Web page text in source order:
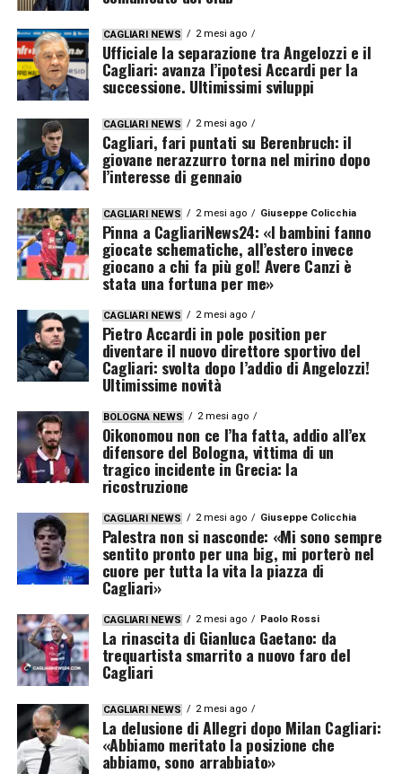
CAGLIARI NEWS 2 mesi ago
Ufficiale la separazione tra Angelozzi e il
Cagliari: avanza l’ipotesi Accardi per la
successione. Ultimissimi sviluppi
CAGLIARI NEWS 2 mesi ago
Cagliari, fari puntati su Berenbruch: il
giovane nerazzurro torna nel mirino dopo
l’interesse di gennaio
CAGLIARI NEWS 2 mesi ago Giuseppe Colicchia
Pinna a CagliariNews24: «I bambini fanno
giocate schematiche, all’estero invece
giocano a chi fa più gol! Avere Canzi è
stata una fortuna per me»
CAGLIARI NEWS 2 mesi ago
Pietro Accardi in pole position per
diventare il nuovo direttore sportivo del
Cagliari: svolta dopo l’addio di Angelozzi!
Ultimissime novità
BOLOGNA NEWS 2 mesi ago
Oikonomou non ce l’ha fatta, addio all’ex
difensore del Bologna, vittima di un
tragico incidente in Grecia: la
ricostruzione
CAGLIARI NEWS 2 mesi ago Giuseppe Colicchia
Palestra non si nasconde: «Mi sono sempre
sentito pronto per una big, mi porterò nel
cuore per tutta la vita la piazza di
Cagliari»
CAGLIARI NEWS 2 mesi ago Paolo Rossi
La rinascita di Gianluca Gaetano: da
trequartista smarrito a nuovo faro del
Cagliari
CAGLIARI NEWS 2 mesi ago
La delusione di Allegri dopo Milan Cagliari:
«Abbiamo meritato la posizione che
abbiamo, sono arrabbiato»